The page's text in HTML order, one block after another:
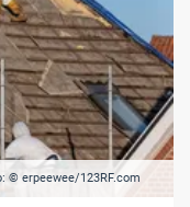
© erpeewee/123RF.com